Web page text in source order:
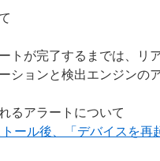
が完了するまでは、リ
ョンと検出エンジンの
るアラートについて
ール後、「デバイスを